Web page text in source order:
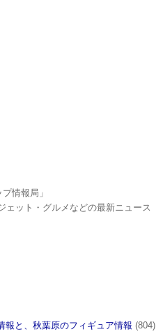
情報局」
ェット・グルメなどの最新ニュース
報と、秋葉原のフィギュア情報 (804)